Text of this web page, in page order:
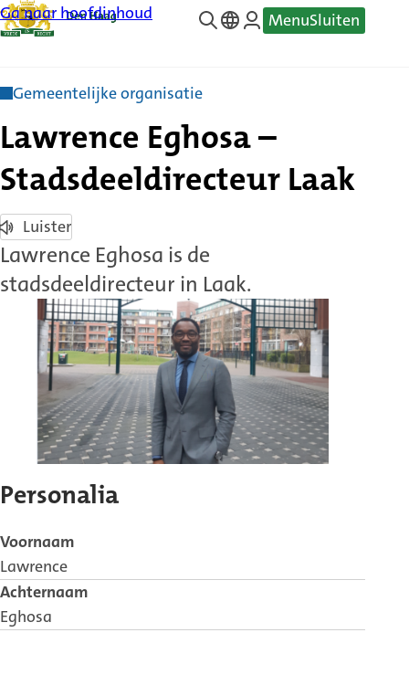
Ga naar hoofdinhoud
—
MenuSluiten
Gemeentelijke organisatie
Lawrence Eghosa –
Stadsdeeldirecteur Laak
Luister
Lawrence Eghosa is de
stadsdeeldirecteur in Laak.
Personalia
Voornaam
Lawrence
Achternaam
Eghosa